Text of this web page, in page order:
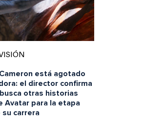
está agotado
el director confirma
otras historias
Avatar para la etapa
su carrera